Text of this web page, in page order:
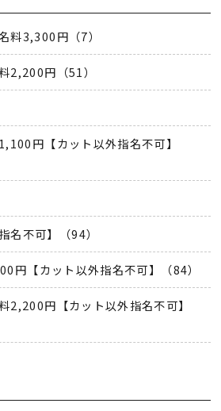
3,300円（7）
円（51）
円【カット以外指名不可】
不可】（94）
円【カット以外指名不可】（84）
円【カット以外指名不可】